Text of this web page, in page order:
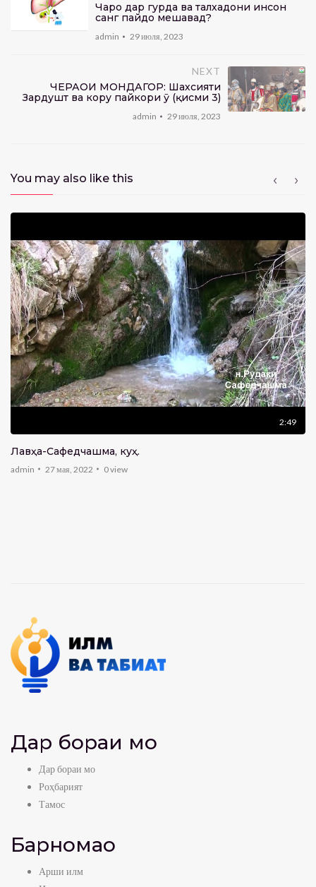
Чаро дар гурда ва талхадони инсон
санг пайдо мешавад?
admin 29 июля, 2023
NEXT
ЧЕҲРАҲОИ МОНДАГОР: Шахсияти
Зардушт ва кору пайкори ӯ (қисми 3)
admin 29 июля, 2023
You may also like this
2:49
Лавҳа-Сафедчашма, куҳ.
admin 27 мая, 2022 0view
Дар бораи мо
Дар бораи мо
Роҳбарият
Тамос
Барномаҳо
Арши илм